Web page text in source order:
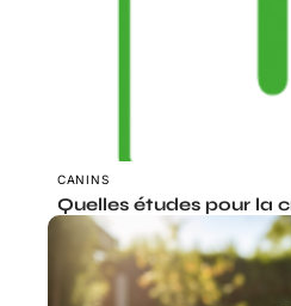
CANINS
Quelles études pour la